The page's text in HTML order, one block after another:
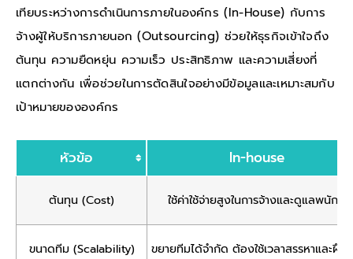
เทียบระหว่างการดำเนินการภายในองค์กร (In-House) กับการ
จ้างผู้ให้บริการภายนอก (Outsourcing) ช่วยให้ธุรกิจเข้าใจถึง
ต้นทุน ความยืดหยุ่น ความเร็ว ประสิทธิภาพ และความเสี่ยงที่
แตกต่างกัน เพื่อช่วยในการตัดสินใจอย่างมีข้อมูลและเหมาะสมกับ
เป้าหมายขององค์กร
หัวข้อ In-house
ต้นทุน (Cost) ใช้ค่าใช้จ่ายสูงในการจ้างและดูแลพนักง
ขนาดทีม (Scalability) ขยายทีมได้จำกัด ต้องใช้เวลาสรรหาและฝึก